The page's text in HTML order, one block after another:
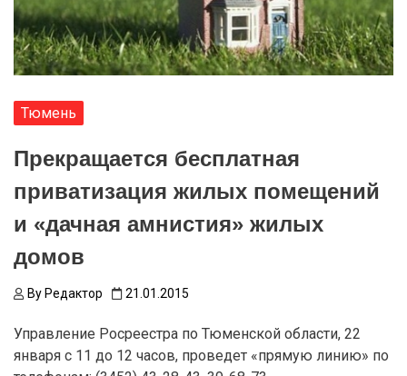
Тюмень
Прекращается бесплатная
приватизация жилых помещений
и «дачная амнистия» жилых
домов
By Редактор 21.01.2015
Управление Росреестра по Тюменской области, 22
января с 11 до 12 часов, проведет «прямую линию» по